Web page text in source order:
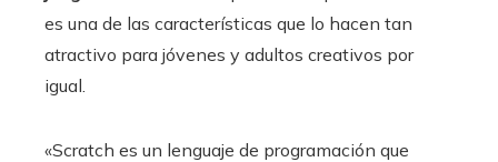
es una de las características que lo hacen tan
atractivo para jóvenes y adultos creativos por
igual.
«Scratch es un lenguaje de programación que